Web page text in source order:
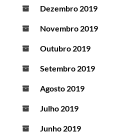
Dezembro 2019
Novembro 2019
Outubro 2019
Setembro 2019
Agosto 2019
Julho 2019
Junho 2019